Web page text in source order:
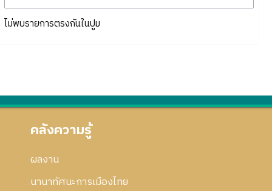
ไม่พบรายการตรงกันในปูม
คลังความรู้
ผลงาน
นานาทัศนะการเมืองไทย